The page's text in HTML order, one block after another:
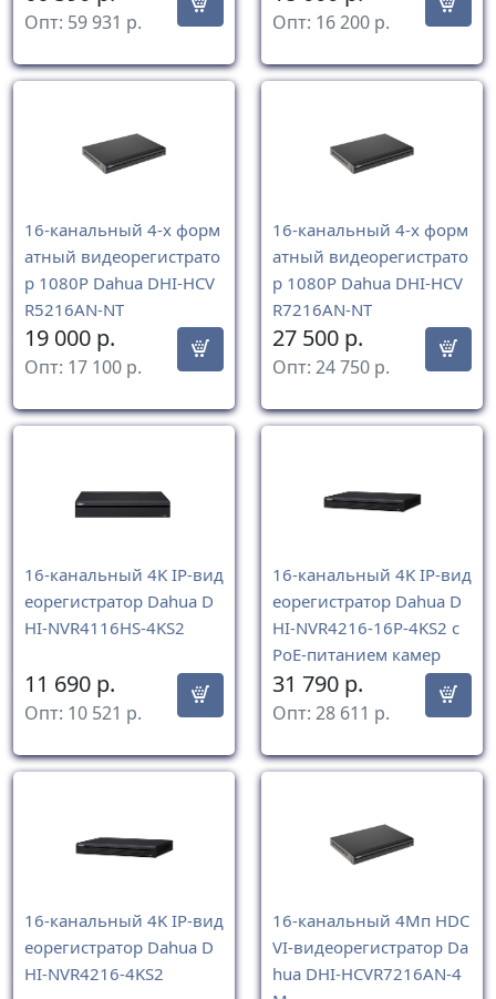
Опт: 59 931 р. Опт: 16 200 р.
16-канальный 4-x форм
атный видеорегистрато
р 1080P Dahua DHI-HCV
R5216AN-NT
19 000 р.
Опт: 17 100 р.
16-канальный 4-x форм
атный видеорегистрато
р 1080P Dahua DHI-HCV
R7216AN-NT
27 500 р.
Опт: 24 750 р.
16-канальный 4K IP-вид
еорегистратор Dahua D
HI-NVR4116HS-4KS2
11 690 р.
Опт: 10 521 р.
16-канальный 4K IP-вид
еорегистратор Dahua D
HI-NVR4216-16P-4KS2 с
PoE-питанием камер
31 790 р.
Опт: 28 611 р.
16-канальный 4K IP-вид
еорегистратор Dahua D
HI-NVR4216-4KS2
16-канальный 4Мп HDC
VI-видеорегистратор Da
hua DHI-HCVR7216AN-4